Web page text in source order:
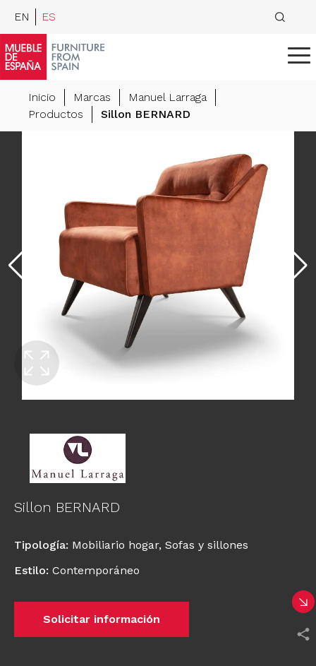
EN ES
Inicio Marcas
Manuel Larraga
Productos
Sillon BERNARD
Sillon BERNARD
Tipología: Mobiliario hogar, Sofas y sillones
Estilo: Contemporáneo
Solicitar información